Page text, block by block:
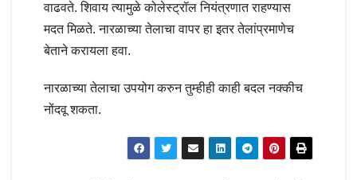
वाढवते. शिवाय त्यामुळे कोलेस्ट्रॉल नियंत्रणात राहण्यास
मदत मिळते. नारळाच्या तेलाचा वापर हा इतर तेलांप्रमाणेच
बेताने करायला हवा.
नारळाच्या तेलाचा उपयोग करुन तुम्हीही काही बदल नक्कीच
नोंदवू शकता.